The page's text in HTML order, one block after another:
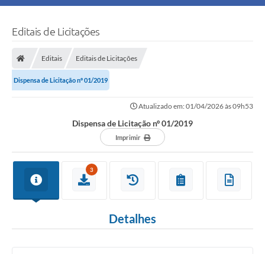
Editais de Licitações
Editais Editais de Licitações
Dispensa de Licitação nº 01/2019
Atualizado em: 01/04/2026 às 09h53
Dispensa de Licitação nº 01/2019
Imprimir
3
Detalhes